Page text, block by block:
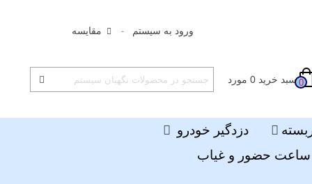
ورود به سیستم مقایسه
0 سبد خرید 0 مورد
دزدگیر خودرو
ساعت حضور و غیاب